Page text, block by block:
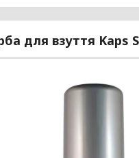
для взуття Kaps